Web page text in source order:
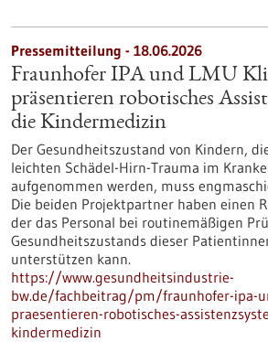
Pressemitteilung - 18.06.2026
Fraunhofer IPA und LMU
präsentieren robotisches
die Kindermedizin
Der Gesundheitszustand von Kindern,
leichten Schädel-Hirn-Trauma im
aufgenommen werden, muss
Die beiden Projektpartner haben einen
der das Personal bei routinemäßigen
Gesundheitszustands dieser
unterstützen kann.
https://www.gesundheitsindustrie-
bw.de/fachbeitrag/pm/fraunhofer-ipa-
praesentieren-robotisches-
kindermedizin